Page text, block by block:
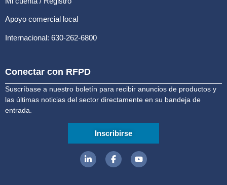
Apoyo comercial local
Internacional: 630-262-6800
Conectar con RFPD
Suscríbase a nuestro boletín para recibir anuncios de productos y
las últimas noticias del sector directamente en su bandeja de
entrada.
Inscribirse